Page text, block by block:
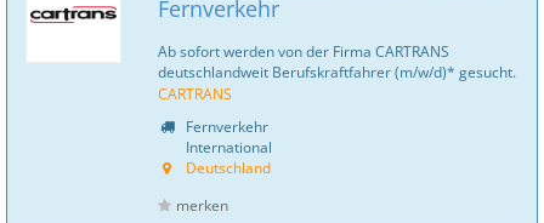
Fernverkehr
Ab sofort werden von der Firma CARTRANS
deutschlandweit Berufskraftfahrer (m/w/d)* gesucht.
CARTRANS
Fernverkehr
International
Deutschland
merken